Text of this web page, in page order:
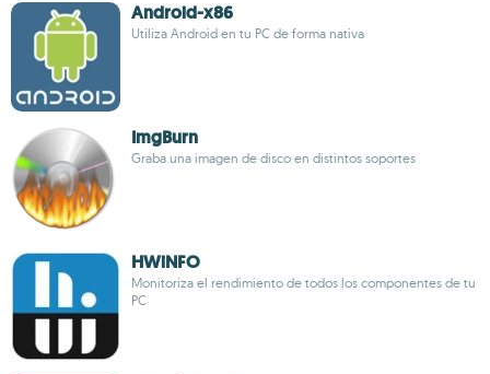
Android-x86
Utiliza Android en tu PC de forma nativa
ImgBurn
Graba una imagen de disco en distintos soportes
HWiNFO
Monitoriza el rendimiento de todos los componentes de tu
PC